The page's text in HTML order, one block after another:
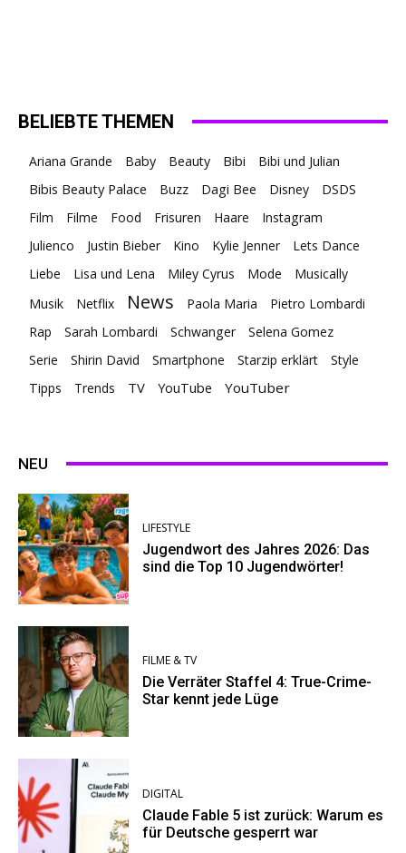
BELIEBTE THEMEN
Ariana Grande Baby Beauty Bibi Bibi und Julian
Bibis Beauty Palace Buzz Dagi Bee Disney
DSDS
Film
Filme Food Frisuren Haare
Instagram
Julienco
Justin Bieber Kino Kylie Jenner
Lets Dance
Liebe
Lisa und Lena Miley Cyrus Mode
Musically
Musik
Netflix News Paola Maria
Pietro Lombardi
Rap
Sarah Lombardi Schwanger
Selena Gomez
Serie
Shirin David Smartphone Starzip erklärt
Style
Tipps
Trends TV YouTube YouTuber
NEU
LIFESTYLE
Jugendwort des Jahres 2026: Das
sind die Top 10 Jugendwörter!
FILME & TV
Die Verräter Staffel 4: True-Crime-
Star kennt jede Lüge
DIGITAL
Claude Fable 5 ist zurück: Warum es
für Deutsche gesperrt war